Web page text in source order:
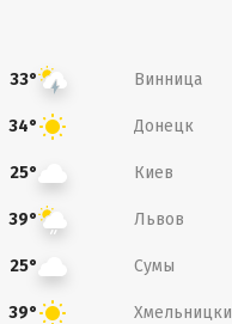
33° Винница
34° Донецк
25° Киев
39° Львов
25° Сумы
39°